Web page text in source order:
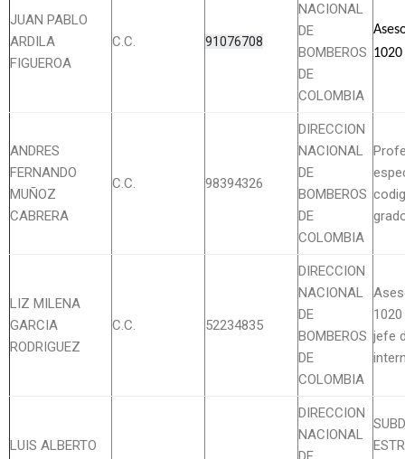
JUAN PABLO
ARDILA
FIGUEROA
C.C. 91076708
NACIONAL
DE
BOMBEROS
DE
COLOMBIA
ANDRES
FERNANDO
MUÑOZ
CABRERA
C.C. 98394326
DIRECCION
NACIONAL
DE
BOMBEROS
DE
COLOMBIA
LIZ MILENA
GARCIA
RODRIGUEZ
C.C. 52234835
DIRECCION
NACIONAL
DE
BOMBEROS
DE
COLOMBIA
jefe
LUIS ALBERTO
DIRECCION
NACIONAL